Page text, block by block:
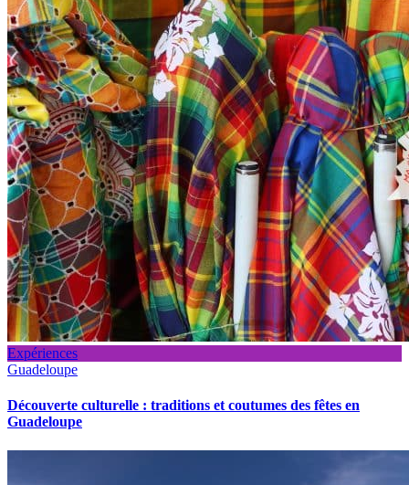
Expériences
Guadeloupe
Découverte culturelle : traditions et coutumes des fêtes en
Guadeloupe